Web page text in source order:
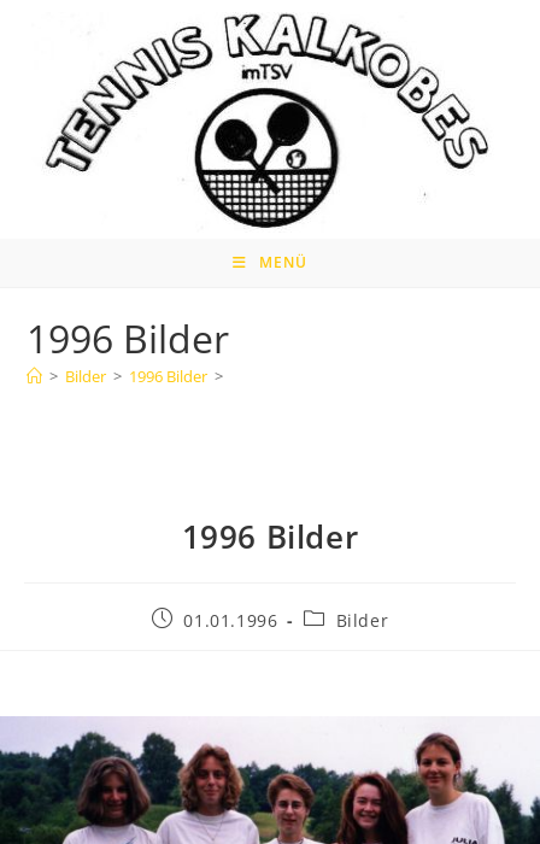
MENÜ
1996 Bilder
> Bilder > 1996 Bilder >
1996 Bilder
Beitrag01.01.1996
Beitrags-
Bilder